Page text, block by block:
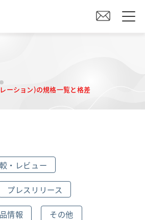
ーション)の規格一覧と格差
・レビュー
プレスリリース
情報 その他